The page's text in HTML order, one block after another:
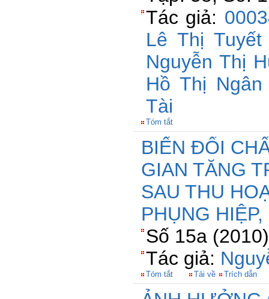
Tác giả:
Lê Thị
Nguyễn Thị
Hồ Thị Ngân
Tài
Tóm tắt
BIẾN ĐỔI
GIAN TĂNG
SAU THU
PHỤNG
Số 15a
Tác giả:
Tóm tắt Tải về Trích dẫn